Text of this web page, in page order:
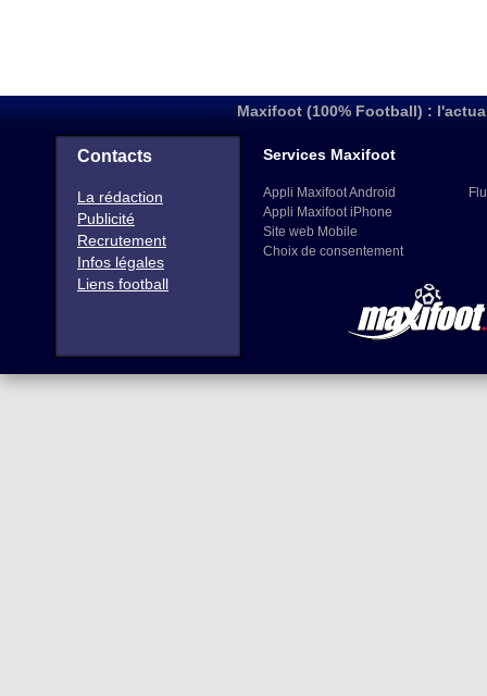
Maxifoot (100% Football) :
Contacts
La rédaction
Publicité
Recrutement
Infos légales
Liens football
Services Maxifoot
Appli Maxifoot Android
Appli Maxifoot iPhone
Site web Mobile
Choix de consentement